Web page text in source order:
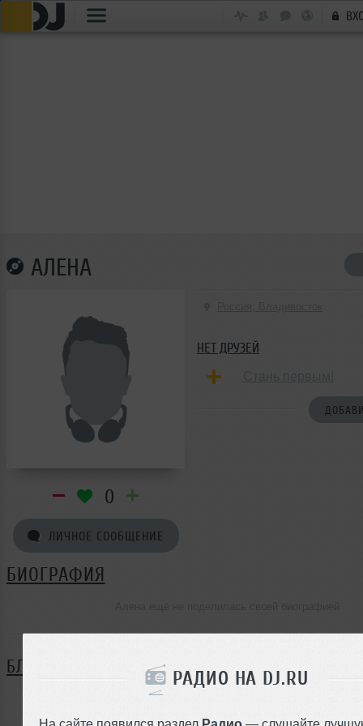
РАДИО НА DJ.RU
На сайте появился раздел Радио — слушайте
АЛЕНА
0
ЛИЧНОЕ СООБЩЕНИЕ
НЕТ ДРУЗЕЙ
БИОГРАФИЯ
БЛОГ